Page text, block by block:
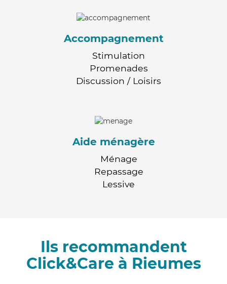
Accompagnement
Stimulation
Promenades
Discussion / Loisirs
Aide ménagère
Ménage
Repassage
Lessive
Ils recommandent
Click&Care à Rieumes